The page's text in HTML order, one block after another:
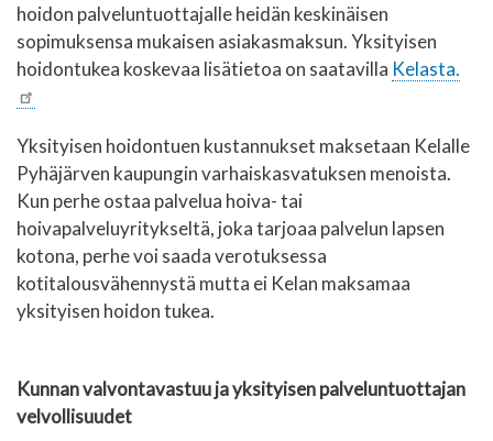
hoidon palveluntuottajalle heidän keskinäisen
sopimuksensa mukaisen asiakasmaksun. Yksityisen
hoidontukea koskevaa lisätietoa on saatavilla Kelasta.
Yksityisen hoidontuen kustannukset maksetaan Kelalle
Pyhäjärven kaupungin varhaiskasvatuksen menoista.
Kun perhe ostaa palvelua hoiva- tai
hoivapalveluyritykseltä, joka tarjoaa palvelun lapsen
kotona, perhe voi saada verotuksessa
kotitalousvähennystä mutta ei Kelan maksamaa
yksityisen hoidon tukea.
Kunnan valvontavastuu ja yksityisen palveluntuottajan
velvollisuudet